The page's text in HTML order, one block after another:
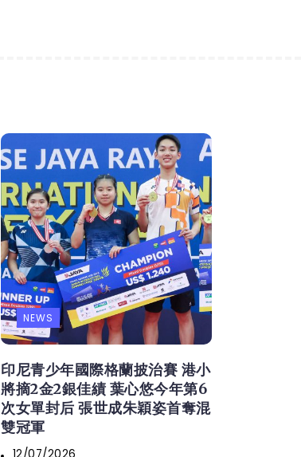
NEWS
印尼青少年國際格蘭披治賽 港小
將摘2金2銀佳績 葉心悠今年第6
次女單封后 張世成朱穎姿首奪混
雙冠軍